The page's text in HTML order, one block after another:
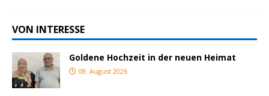
VON INTERESSE
Goldene Hochzeit in der neuen Heimat
08. August 2026